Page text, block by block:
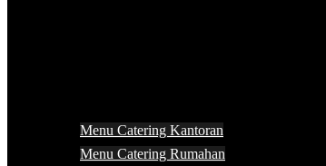
Menu Catering Kantoran
Menu Catering Rumahan